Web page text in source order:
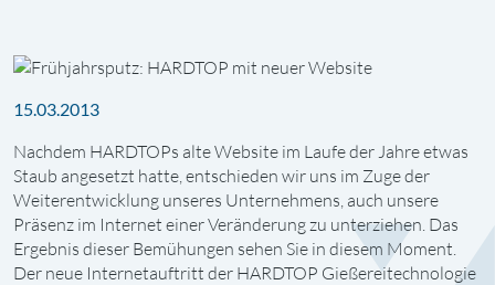
15.03.2013
Nachdem HARDTOPs alte Website im Laufe der Jahre etwas
Staub angesetzt hatte, entschieden wir uns im Zuge der
Weiterentwicklung unseres Unternehmens, auch unsere
Präsenz im Internet einer Veränderung zu unterziehen. Das
Ergebnis dieser Bemühungen sehen Sie in diesem Moment.
Der neue Internetauftritt der HARDTOP Gießereitechnologie